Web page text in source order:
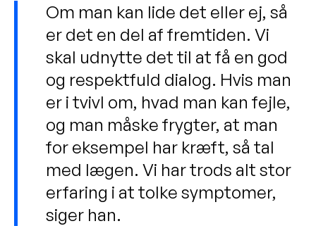
Om man kan lide det eller ej, så
er det en del af fremtiden. Vi
skal udnytte det til at få en god
og respektfuld dialog. Hvis man
er i tvivl om, hvad man kan fejle,
og man måske frygter, at man
for eksempel har kræft, så tal
med lægen. Vi har trods alt stor
erfaring i at tolke symptomer,
siger han.